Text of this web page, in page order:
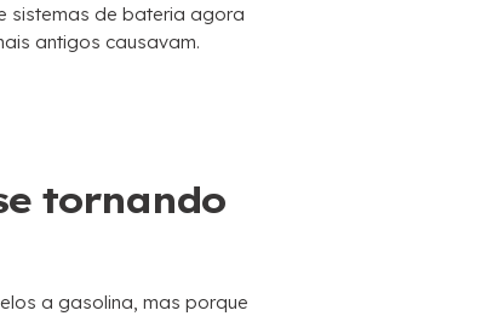
sistemas de bateria agora
antigos causavam.
tornando
a gasolina, mas porque